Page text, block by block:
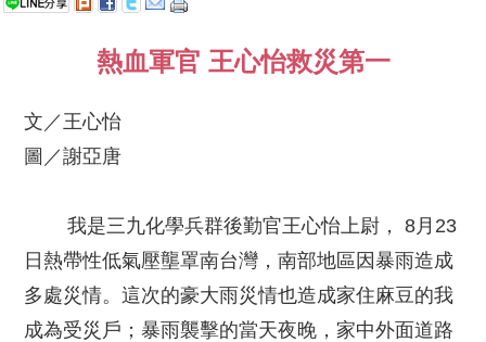
熱血軍官 王心怡救災第一
文／王心怡
圖／謝亞唐
我是三九化學兵群後勤官王心怡上尉， 8月23
日熱帶性低氣壓壟罩南台灣，南部地區因暴雨造成
多處災情。這次的豪大雨災情也造成家住麻豆的我
成為受災戶；暴雨襲擊的當天夜晚，家中外面道路